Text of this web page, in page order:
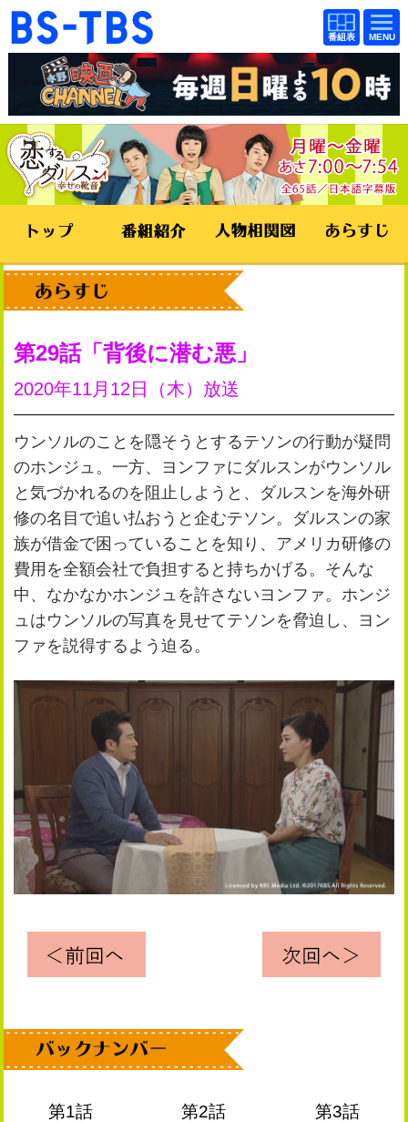
BS-TBS
番組
表
BS-TBS
番組
表
ドラマ 映画
紀行 報道
教養 スポーツ
音楽 エンタメ
アニメ ファンクラブ
視聴方法 4K放送
イベント ショッピング
公式SNS プレゼント
ご意見・ご感想 会社情報
第29話 背後に潜む悪
2020年11月12日（木）放送
ウンソルのことを隠そうとするテソンの行動が疑問
のホンジュ。一方、ヨンファにダルスンがウンソル
と気づかれるのを阻止しようと、ダルスンを海外研
修の名目で追い払おうと企むテソン。ダルスンの家
族が借金で困っていることを知り、アメリカ研修の
費用を全額会社で負担すると持ちかげる。そんな
中、なかなかホンジュを許さないヨンファ。ホンジ
ュはウンソルの写真を見せてテソンを脅迫し、ヨン
ファを説得するよう迫る。
第1話 第2話
第3話